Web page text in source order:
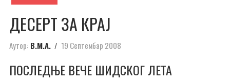
ДЕСЕРТ ЗА КРАЈ
Аутор: В.М.А. 19 Септембар 2008
ПОСЛЕДЊЕ ВЕЧЕ ШИДСКОГ ЛЕТА